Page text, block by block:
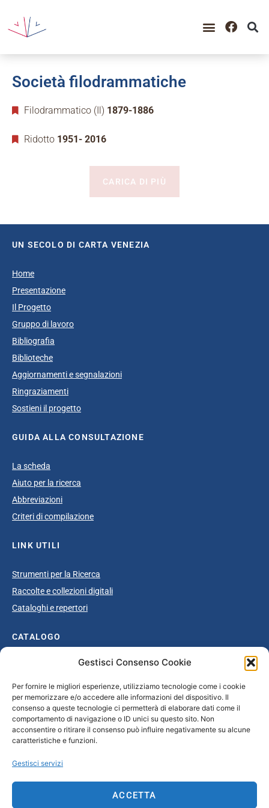
Gestisci Consenso Cookie
Per fornire le migliori esperienze, utilizziamo tecnologie come i cookie
per memorizzare e/o accedere alle informazioni del dispositivo. Il
consenso a queste tecnologie ci permetterà di elaborare dati come il
comportamento di navigazione o ID unici su questo sito. Non
acconsentire o ritirare il consenso può influire negativamente su alcune
caratteristiche e funzioni.
Gestisci servizi
ACCETTA
Società filodrammatiche
Filodrammatico (Il) 1879-1886
Ridotto 1951- 2016
CARICA DI PIÙ
UN SECOLO DI CARTA VENEZIA
Home
Presentazione
Il Progetto
Gruppo di lavoro
Bibliografia
Biblioteche
Aggiornamenti e segnalazioni
Ringraziamenti
Sostieni il progetto
GUIDA ALLA CONSULTAZIONE
La scheda
Aiuto per la ricerca
Abbreviazioni
Criteri di compilazione
LINK UTILI
Strumenti per la Ricerca
Raccolte e collezioni digitali
Cataloghi e repertori
CATALOGO
Catalogo completo
Ottocento
Età giolittiana
Grande Guerra e dopoguerra
Fascismo
Secondo dopoguerra / Età repubblicana